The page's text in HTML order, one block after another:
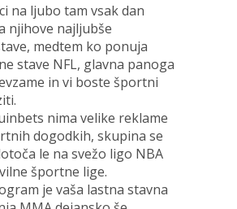
na ljubo tam vsak dan
njihove najljubše
medtem ko ponuja
stave NFL, glavna panoga
in vi boste športni
nima velike reklame
dogodkih, skupina se
le na svežo ligo NBA
športne lige.
je vaša lastna stavna